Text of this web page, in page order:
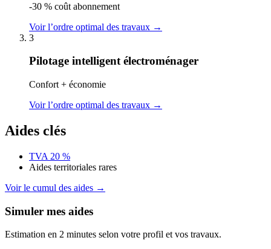
-30 % coût abonnement
Voir l’ordre optimal des travaux →
3
Pilotage intelligent électroménager
Confort + économie
Voir l’ordre optimal des travaux →
Aides clés
TVA 20 %
Aides territoriales rares
Voir le cumul des aides →
Simuler mes aides
Estimation en 2 minutes selon votre profil et vos travaux.